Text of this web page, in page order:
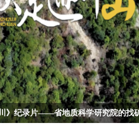
川》纪录片——省地质科学研究院的找
全国土地日 |